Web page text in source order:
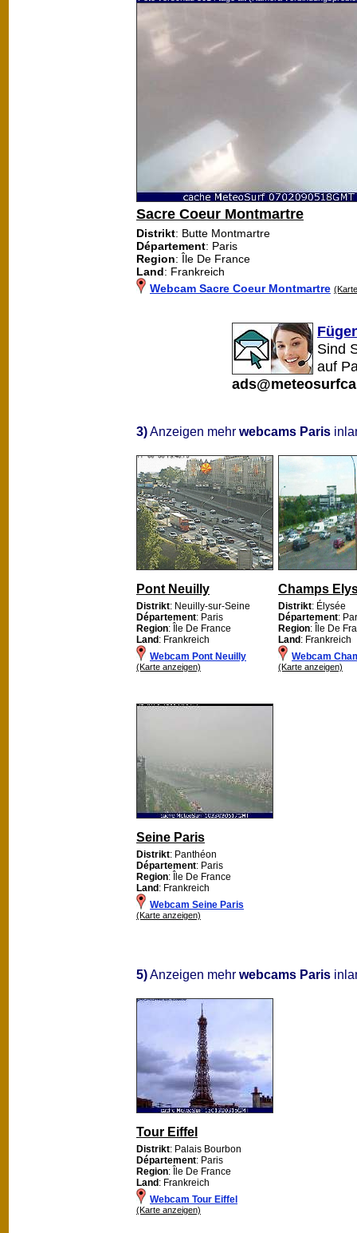
Sacre Coeur Montmartre
Distrikt: Butte Montmartre
Département: Paris
Region: Île De France
Land: Frankreich
Webcam Sacre Coeur Montmartre
Sind
auf
3)Anzeigen mehr webcams Paris
Pont Neuilly
Distrikt: Neuilly-sur-Seine
Département: Paris
Region: Île De France
Land: Frankreich
Webcam Pont Neuilly
(Karte anzeigen)
Champs
Distrikt: Élysée
Département:
Region: Île De
Land: Frankreich
Webcam
(Karte anzeigen)
Seine Paris
Distrikt: Panthéon
Département: Paris
Region: Île De France
Land: Frankreich
Webcam Seine Paris
(Karte anzeigen)
5)Anzeigen mehr webcams Paris
Tour Eiffel
Distrikt: Palais Bourbon
Département: Paris
Region: Île De France
Land: Frankreich
Webcam Tour Eiffel
(Karte anzeigen)